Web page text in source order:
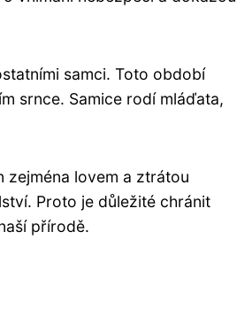
samci. Toto období
srnce. Samice rodí mláďata,
zejména lovem a ztrátou
Proto je důležité chránit
přírodě.